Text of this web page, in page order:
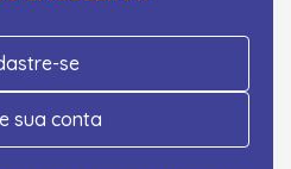
se
sua conta